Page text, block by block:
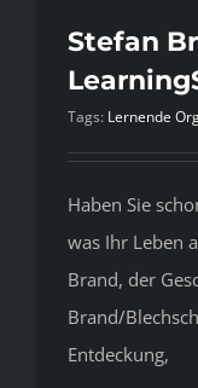
Stefan
Tags: Lernende
Haben Sie
was Ihr Leben
Brand, der
Brand/
Entdeckung,